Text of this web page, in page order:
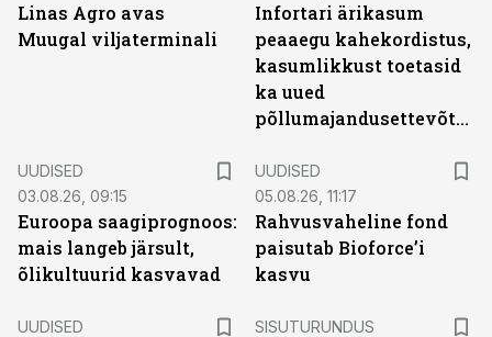
Linas Agro avas
Muugal viljaterminali
Infortari ärikasum
peaaegu kahekordistus,
kasumlikkust toetasid
ka uued
põllumajandusettevõtted
UUDISED
03.08.26, 09:15
Euroopa saagiprognoos:
mais langeb järsult,
õlikultuurid kasvavad
UUDISED
05.08.26, 11:17
Rahvusvaheline fond
paisutab Bioforce’i
kasvu
UUDISED
SISUTURUNDUS